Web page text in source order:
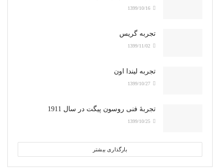
تجربه گریس
تجربه لیندا اون
تجربۀ فنی روسون پیگت در سال 1911
بارگذاری بیشتر